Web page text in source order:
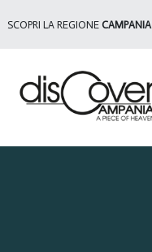
SCOPRI LA REGIONE CAMPANIA